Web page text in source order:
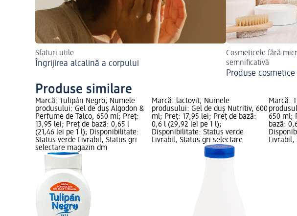
Sfaturi utile
Îngrijirea alcalină a corpului
Cosmeticele fără
semnificativă
Produse
Produse similare
Marcă: Tulipán Negro; Numele
produsului: Gel de duș Algodon &
Perfume de Talco, 650 ml; Preț:
13,95 lei; Preț de bază: 0,65 l
(21,46 lei pe 1 l); Disponibilitate:
Status verde Livrabil, Status gri
selectare magazin dm
Marcă: lactovit; Numele
produsului: Gel de duș Nutritiv, 600
ml; Preț: 17,95 lei; Preț de bază:
0,6 l (29,92 lei pe 1 l);
Disponibilitate: Status verde
Livrabil, Status gri selectare
Marcă:
650 ml;
bază:
Livrabil,